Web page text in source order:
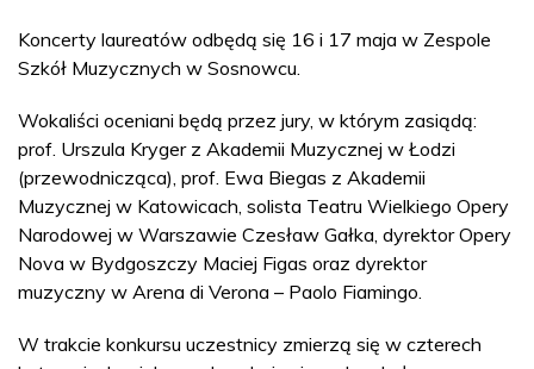
Koncerty laureatów odbędą się 16 i 17 maja w Zespole
Szkół Muzycznych w Sosnowcu.
Wokaliści oceniani będą przez jury, w którym zasiądą:
prof. Urszula Kryger z Akademii Muzycznej w Łodzi
(przewodnicząca), prof. Ewa Biegas z Akademii
Muzycznej w Katowicach, solista Teatru Wielkiego Opery
Narodowej w Warszawie Czesław Gałka, dyrektor Opery
Nova w Bydgoszczy Maciej Figas oraz dyrektor
muzyczny w Arena di Verona – Paolo Fiamingo.
W trakcie konkursu uczestnicy zmierzą się w czterech